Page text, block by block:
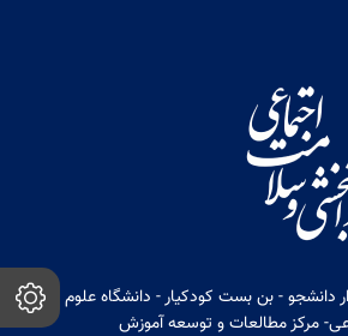
دانشجو - بن بست کودکیار - دانشگاه علوم
مرکز مطالعات و توسعه آموزش